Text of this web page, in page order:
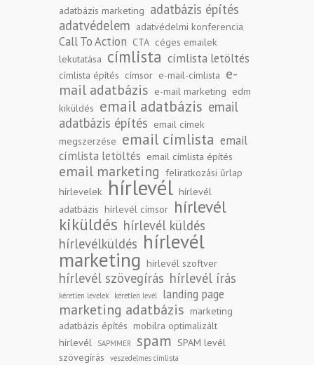
adatbázis marketing adatbázis építés
adatvédelem adatvédelmi konferencia
Call To Action CTA céges emailek
lekutatása címlista címlista letöltés
címlista építés címsor e-mail-címlista e-
mail adatbázis e-mail marketing edm
kiküldés email adatbázis email
adatbázis építés email címek
megszerzése email címlista email
címlista letöltés email címlista építés
email marketing feliratkozási űrlap
hírlevelek
hírlevél hírlevél
adatbázis hírlevél címsor hírlevél
kiküldés hírlevél küldés
hírlevélküldés hírlevél
marketing hírlevél szoftver
hírlevél szövegírás hírlevél írás
kéretlen levelek kéretlen levél landing page
marketing adatbázis marketing
adatbázis építés mobilra optimalizált
hírlevél
SAPMMER spam SPAM levél
szövegírás
veszedelmes címlista